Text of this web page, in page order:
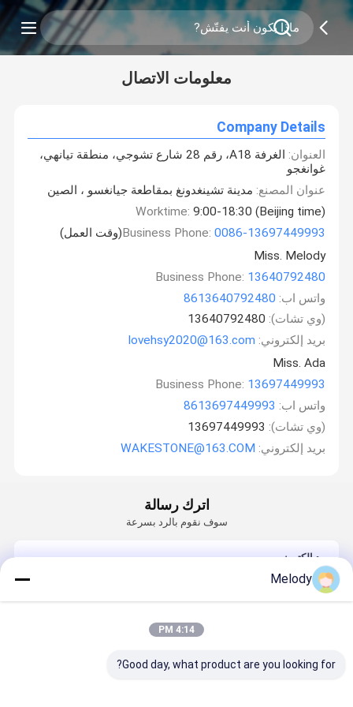
معلومات الاتصال
Company Details
العنوان:
الغرفة A18، رقم 28 شارع تشوجي، منطقة تيانهي،
غوانغجو
عنوان المصنع: مدينة تشينغدونغ بمقاطعة جيانغسو ، الصين
Worktime: 9:00-18:30 (Beijing time)
Business Phone: 0086-13697449993
(وقت العمل)
Miss. Melody
Business Phone: 13640792480
واتس اب: 8613640792480
(وي تشات):
بريد إلكتروني: lovehsy2020@163.com
Miss. Ada
Business Phone: 13697449993
واتس اب: 8613697449993
(وي تشات):
بريد إلكتروني: WAKESTONE@163.COM
اترك رسالة
سوف نقوم بالرد بسرعة
بريد إلكتروني
Melody
4:14 PM
Good day, what product are you looking for?